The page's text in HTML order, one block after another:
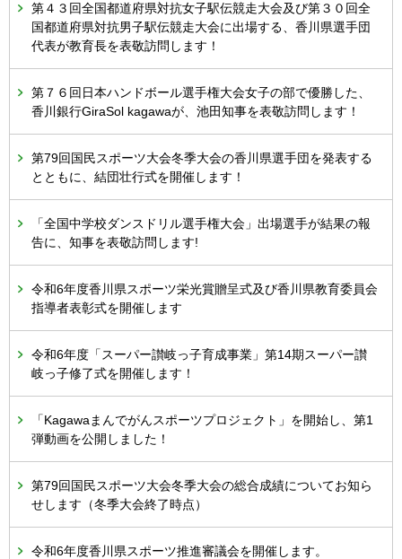
第４３回全国都道府県対抗女子駅伝競走大会及び第３０回全
国都道府県対抗男子駅伝競走大会に出場する、香川県選手団
代表が教育長を表敬訪問します！
第７６回日本ハンドボール選手権大会女子の部で優勝した、
香川銀行GiraSol kagawaが、池田知事を表敬訪問します！
第79回国民スポーツ大会冬季大会の香川県選手団を発表する
とともに、結団壮行式を開催します！
「全国中学校ダンスドリル選手権大会」出場選手が結果の報
告に、知事を表敬訪問します!
令和6年度香川県スポーツ栄光賞贈呈式及び香川県教育委員会
指導者表彰式を開催します
令和6年度「スーパー讃岐っ子育成事業」第14期スーパー讃
岐っ子修了式を開催します！
「Kagawaまんでがんスポーツプロジェクト」を開始し、第1
弾動画を公開しました！
第79回国民スポーツ大会冬季大会の総合成績についてお知ら
せします（冬季大会終了時点）
令和6年度香川県スポーツ推進審議会を開催します。